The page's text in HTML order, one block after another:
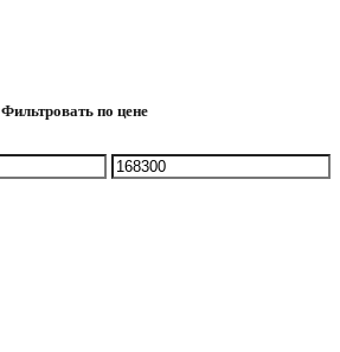
Фильтровать по цене
Максимальная